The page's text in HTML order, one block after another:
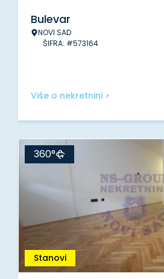
Bulevar
NOVI SAD
ŠIFRA: #573164
Više o nekretnini >
Stanovi
360°